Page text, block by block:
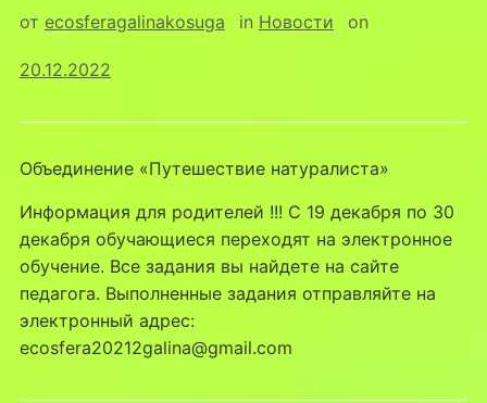
от ecosferagalinakosuga in Новости on
20.12.2022
Объединение «Путешествие натуралиста»
Информация для родителей !!! С 19 декабря по 30
декабря обучающиеся переходят на электронное
обучение. Все задания вы найдете на сайте
педагога. Выполненные задания отправляйте на
электронный адрес:
ecosfera20212galina@gmail.com